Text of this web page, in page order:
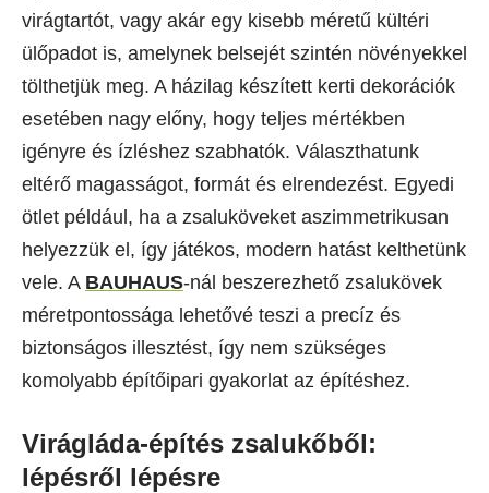
virágtartót, vagy akár egy kisebb méretű kültéri
ülőpadot is, amelynek belsejét szintén növényekkel
tölthetjük meg. A házilag készített kerti dekorációk
esetében nagy előny, hogy teljes mértékben
igényre és ízléshez szabhatók. Választhatunk
eltérő magasságot, formát és elrendezést. Egyedi
ötlet például, ha a zsaluköveket aszimmetrikusan
helyezzük el, így játékos, modern hatást kelthetünk
vele. A BAUHAUS-nál beszerezhető zsalukövek
méretpontossága lehetővé teszi a precíz és
biztonságos illesztést, így nem szükséges
komolyabb építőipari gyakorlat az építéshez.
Virágláda-építés zsalukőből:
lépésről lépésre